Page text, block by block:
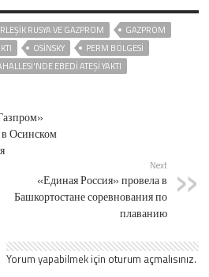
RUSYA VE GAZPROM
GAZPROM
OSINSKY
PERM BÖLGESI
EBEDI ATEŞI YAKTI
Осинском
Next
«Единая Россия» провела в
Башкортостане соревнования по
плаванию
Yorum yapabilmek için oturum açmalısınız.